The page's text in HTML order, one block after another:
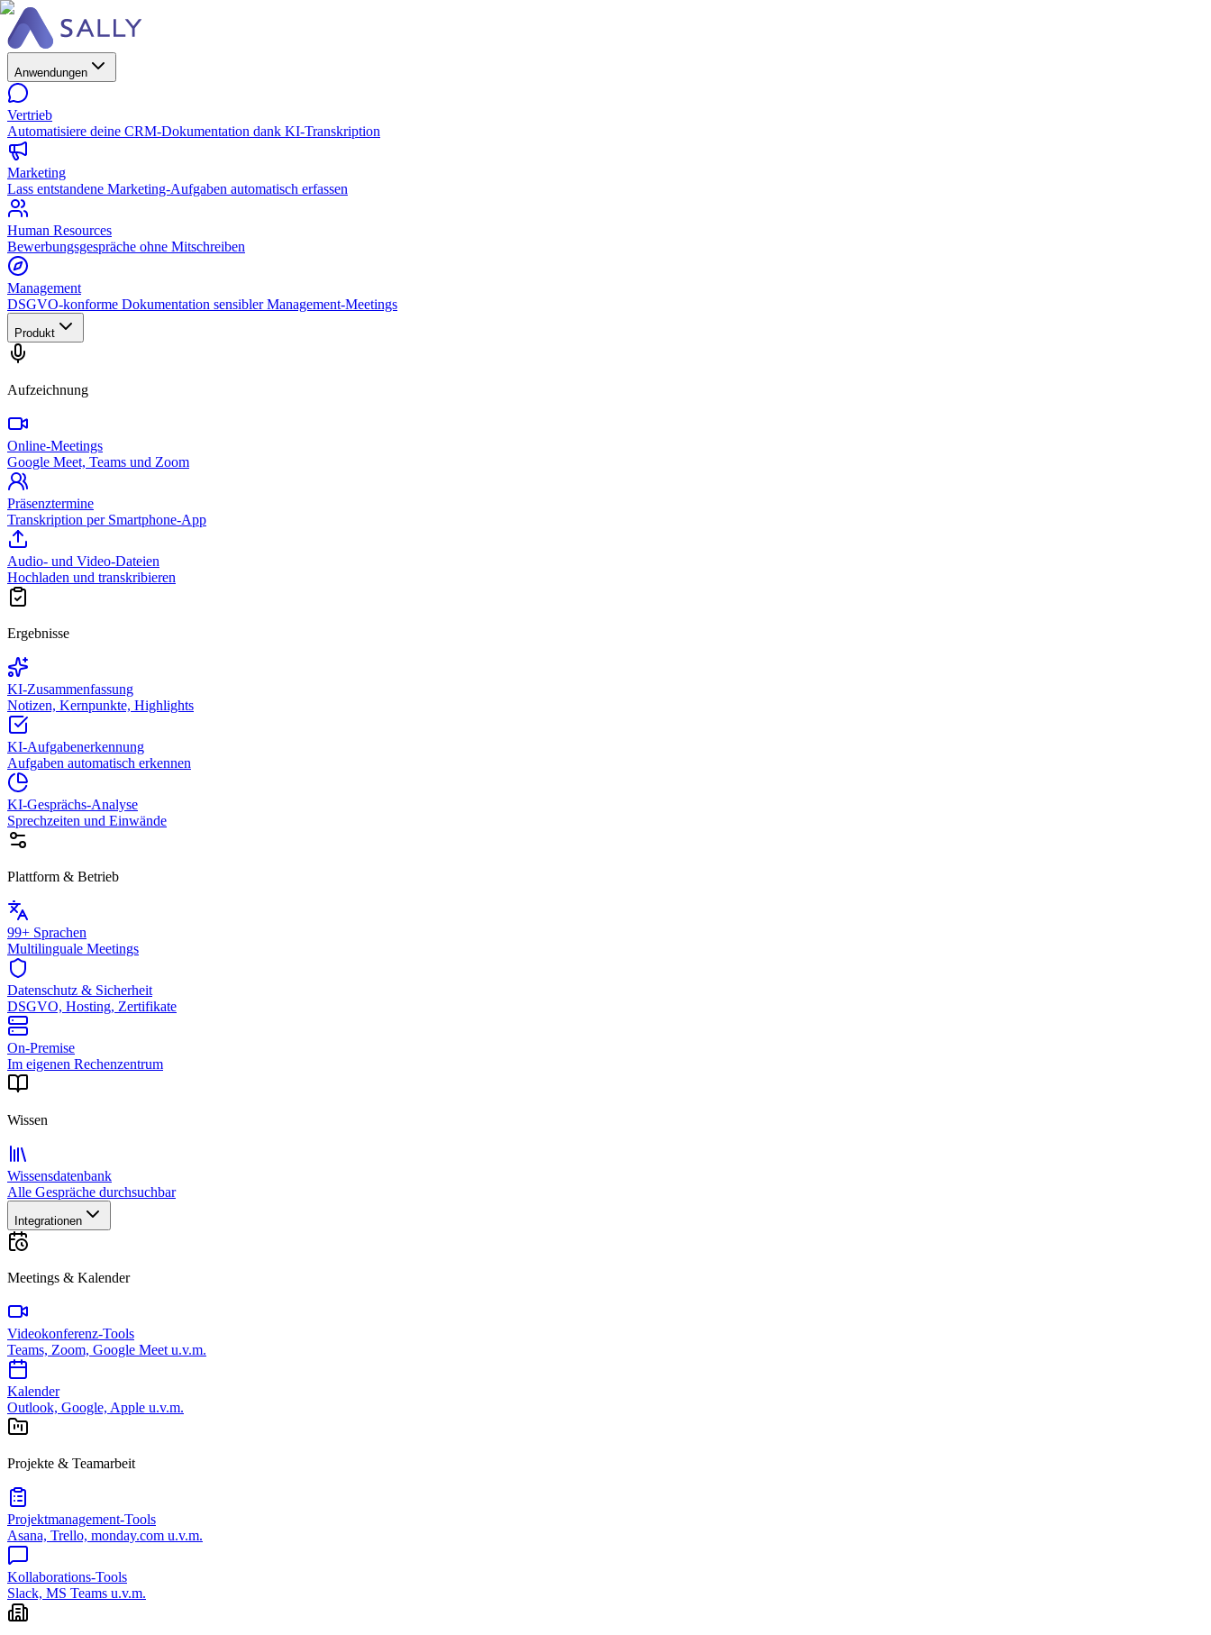
Anwendungen
Vertrieb
Automatisiere deine CRM-Dokumentation dank KI-Transkription
Marketing
Lass entstandene Marketing-Aufgaben automatisch erfassen
Human Resources
Bewerbungsgespräche ohne Mitschreiben
Management
DSGVO-konforme Dokumentation sensibler Management-Meetings
Produkt
Aufzeichnung
Online-Meetings
Google Meet, Teams und Zoom
Präsenztermine
Transkription per Smartphone-App
Audio- und Video-Dateien
Hochladen und transkribieren
Ergebnisse
KI-Zusammenfassung
Notizen, Kernpunkte, Highlights
KI-Aufgabenerkennung
Aufgaben automatisch erkennen
KI-Gesprächs-Analyse
Sprechzeiten und Einwände
Plattform & Betrieb
99+ Sprachen
Multilinguale Meetings
Datenschutz & Sicherheit
DSGVO, Hosting, Zertifikate
On-Premise
Im eigenen Rechenzentrum
Wissen
Wissensdatenbank
Alle Gespräche durchsuchbar
Integrationen
Meetings & Kalender
Videokonferenz-Tools
Teams, Zoom, Google Meet u.v.m.
Kalender
Outlook, Google, Apple u.v.m.
Projekte & Teamarbeit
Projektmanagement-Tools
Asana, Trello, monday.com u.v.m.
Kollaborations-Tools
Slack, MS Teams u.v.m.